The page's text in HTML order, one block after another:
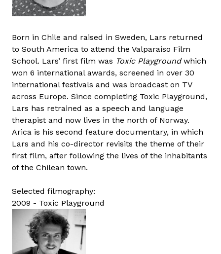
Born in Chile and raised in Sweden, Lars returned
to South America to attend the Valparaiso Film
School. Lars’ first film was Toxic Playgroundwhich
won 6 international awards, screened in over 30
international festivals and was broadcast on TV
across Europe. Since completing Toxic Playground,
Lars has retrained as a speech and language
therapist and now lives in the north of Norway.
Arica is his second feature documentary, in which
Lars and his co-director revisits the theme of their
first film, after following the lives of the inhabitants
of the Chilean town.
Selected filmography:
2009 - Toxic Playground